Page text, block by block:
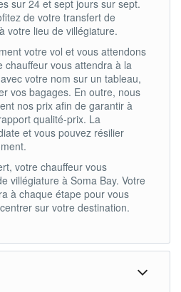
sur 24 et sept jours sur sept.
de votre transfert de
votre lieu de villégiature.
votre vol et vous attendons
chauffeur vous attendra à la
votre nom sur un tableau,
vos bagages. En outre, nous
nos prix afin de garantir à
qualité-prix. La
et vous pouvez résilier
votre chauffeur vous
villégiature à Soma Bay. Votre
à chaque étape pour vous
sur votre destination.